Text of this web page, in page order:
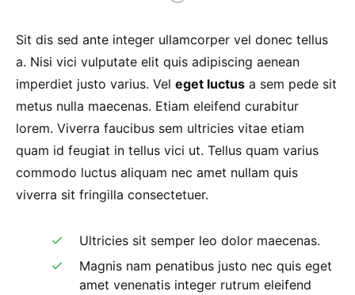
Sit dis sed ante integer ullamcorper vel donec tellus
a. Nisi vici vulputate elit quis adipiscing aenean
imperdiet justo varius. Vel eget luctus a sem pede sit
metus nulla maecenas. Etiam eleifend curabitur
lorem. Viverra faucibus sem ultricies vitae etiam
quam id feugiat in tellus vici ut. Tellus quam varius
commodo luctus aliquam nec amet nullam quis
viverra sit fringilla consectetuer.
Ultricies sit semper leo dolor maecenas.
Magnis nam penatibus justo nec quis eget
amet venenatis integer rutrum eleifend